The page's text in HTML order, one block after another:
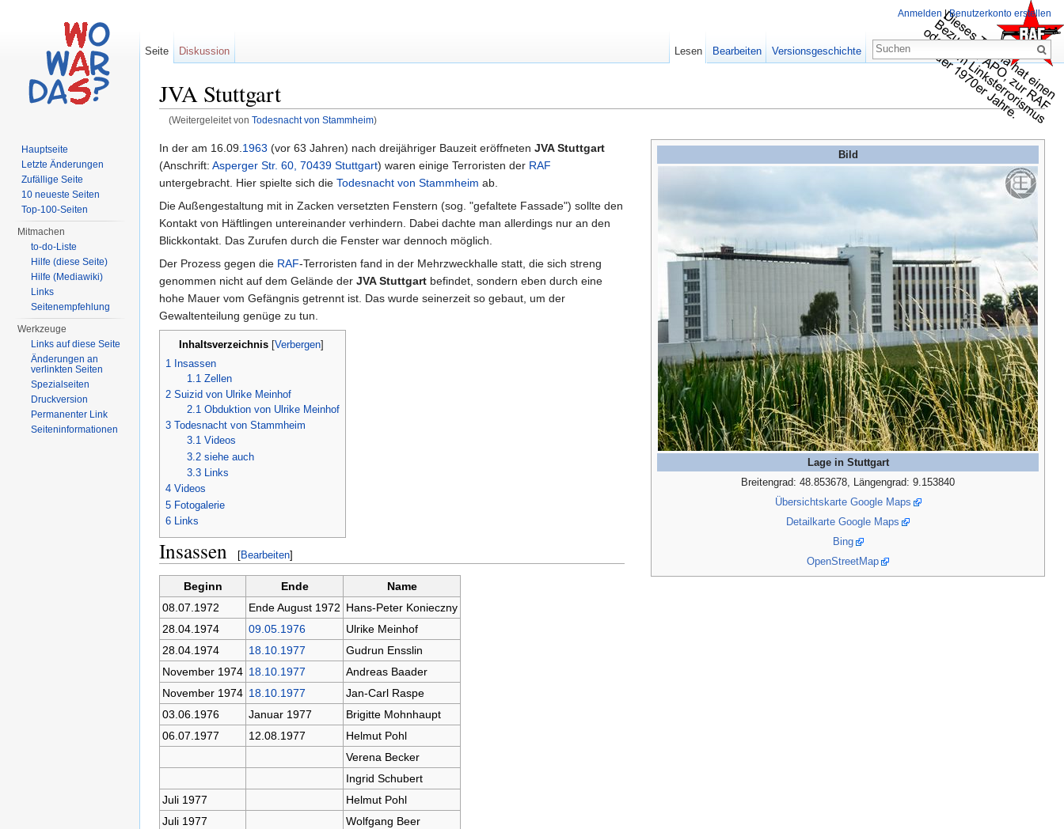
JVA Stuttgart
(Weitergeleitet von Todesnacht von Stammheim)
Bild
Lage in Stuttgart
Breitengrad: 48.853678, Längengrad: 9.153840
Übersichtskarte Google Maps
Detailkarte Google Maps
Bing
OpenStreetMap
In der am 16.09. 1963 (vor 63 Jahren) nach dreijähriger Bauzeit eröffneten JVA Stuttgart
(Anschrift: Asperger Str. 60, 70439 Stuttgart) waren einige Terroristen der RAF
untergebracht. Hier spielte sich die Todesnacht von Stammheim ab.
Die Außengestaltung mit in Zacken versetzten Fenstern (sog. "gefaltete Fassade") sollte den
Kontakt von Häftlingen untereinander verhindern. Dabei dachte man allerdings nur an den
Blickkontakt. Das Zurufen durch die Fenster war dennoch möglich.
Der Prozess gegen die RAF-Terroristen fand in der Mehrzweckhalle statt, die sich streng
genommen nicht auf dem Gelände der JVA Stuttgart befindet, sondern eben durch eine
hohe Mauer vom Gefängnis getrennt ist. Das wurde seinerzeit so gebaut, um der
Gewaltenteilung genüge zu tun.
Inhaltsverzeichnis[Verbergen]
1 Insassen
1.1 Zellen
2 Suizid von Ulrike Meinhof
2.1 Obduktion von Ulrike Meinhof
3 Todesnacht von Stammheim
3.1 Videos
3.2 siehe auch
3.3
Links
4 Videos
5 Fotogalerie
6
Links
Insassen [Bearbeiten]
Beginn Ende
Name
08.07.1972
Ende August 1972 Hans-Peter Konieczny
28.04.1974
09.05.1976
Ulrike Meinhof
28.04.1974
18.10.1977
Gudrun Ensslin
November 1974 18.10.1977
Andreas Baader
November 1974 18.10.1977
Jan-Carl Raspe
03.06.1976
Januar 1977
Brigitte Mohnhaupt
06.07.1977
12.08.1977
Helmut Pohl
Verena Becker
Ingrid Schubert
Juli 1977
Helmut Pohl
Juli 1977
Wolfgang Beer
Anmelden |Benutzerkonto erstellen
Seite Diskussion Lesen Bearbeiten Versionsgeschichte
Hauptseite
Letzte Änderungen
Zufällige Seite
10 neueste Seiten
Top-100-Seiten
Mitmachen
to-do-Liste
Hilfe (diese Seite)
Hilfe (Mediawiki)
Links
Seitenempfehlung
Werkzeuge
Links auf diese Seite
Änderungen an
verlinkten Seiten
Spezialseiten
Druckversion
Permanenter Link
Seiteninformationen